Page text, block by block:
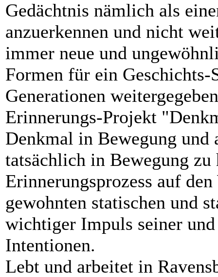
Gedächtnis nämlich als
anzuerkennen und nicht
immer neue und
Formen für ein Geschichts-
Generationen
Erinnerungs-Projekt
Denkmal in Bewegung
tatsächlich in Bewegung
Erinnerungsprozess auf
gewohnten statischen und
wichtiger Impuls seiner
Intentionen.
Lebt und arbeitet in